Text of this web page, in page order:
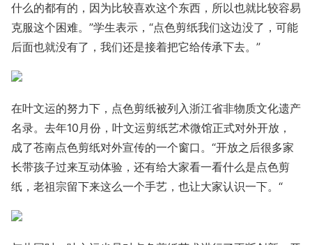
什么的都有的，因为比较喜欢这个东西，所以也就比较容易
克服这个困难。”学生表示，“点色剪纸我们这边没了，可能
后面也就没有了，我们还是接着把它给传承下去。”
在叶文运的努力下，点色剪纸被列入浙江省非物质文化遗产
名录。去年10月份，叶文运剪纸艺术微馆正式对外开放，
成了苍南点色剪纸对外宣传的一个窗口。“开放之后很多家
长带孩子过来互动体验，还有给大家看一看什么是点色剪
纸，老祖宗留下来这么一个手艺，也让大家认识一下。“